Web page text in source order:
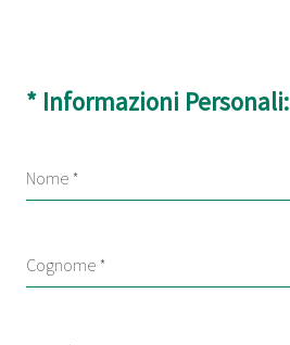
* Informazioni Personali:
Nome*
Cognome*